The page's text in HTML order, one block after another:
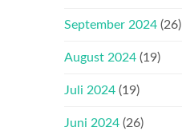
September 2024 (26)
August 2024 (19)
Juli 2024 (19)
Juni 2024 (26)